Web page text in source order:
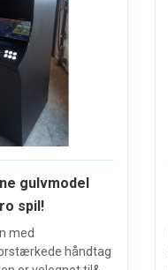
gulvmodel
spil!
med
håndtag